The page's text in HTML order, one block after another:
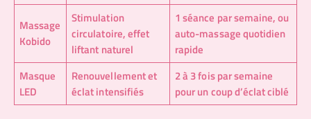
Massage
Kobido
Stimulation
circulatoire, effet
liftant naturel
1 séance par semaine, ou
auto-massage quotidien
rapide
Masque
LED
Renouvellement et
éclat intensifiés
2 à 3 fois par semaine
pour un coup d’éclat ciblé